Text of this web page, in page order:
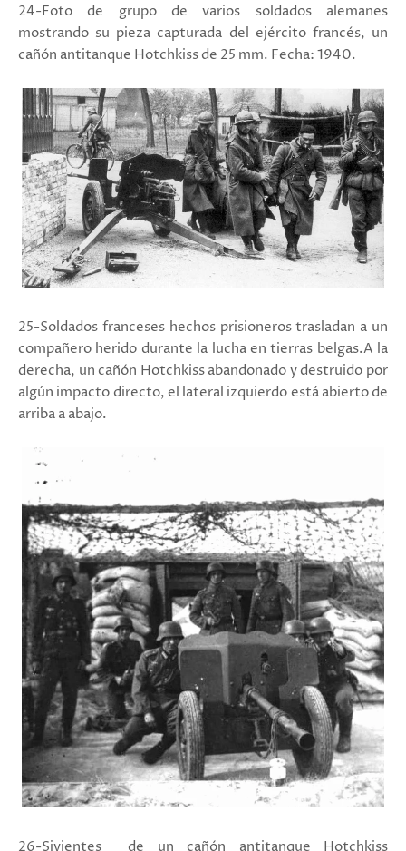
24-Foto de grupo de varios soldados alemanes
mostrando su pieza capturada del ejército francés, un
cañón antitanque Hotchkiss de 25 mm. Fecha: 1940.
25-Soldados franceses hechos prisioneros trasladan a un
compañero herido durante la lucha en tierras belgas.A la
derecha, un cañón Hotchkiss abandonado y destruido por
algún impacto directo, el lateral izquierdo está abierto de
arriba a abajo.
26-Sivientes de un cañón antitanque Hotchkiss